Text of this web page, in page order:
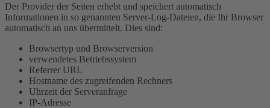
Der Provider der Seiten erhebt und speichert automatisch
Informationen in so genannten Server-Log-Dateien, die Ihr Browser
automatisch an uns übermittelt. Dies sind:
Browsertyp und Browserversion
verwendetes Betriebssystem
Referrer URL
Hostname des zugreifenden Rechners
Uhrzeit der Serveranfrage
IP-Adresse